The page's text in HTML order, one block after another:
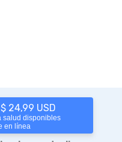
24,99 USD
salud disponibles
en línea